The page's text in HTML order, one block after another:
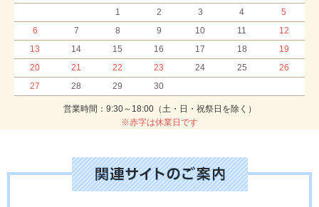
1
2 3 4
5
6
7 8 9 10 11
12
13
14 15 16 17 18
19
20
21 22 23 24 25
26
27
28 29 30
営業時間：9:30～18:00（土・日・祝祭日を除く）
※赤字は休業日です